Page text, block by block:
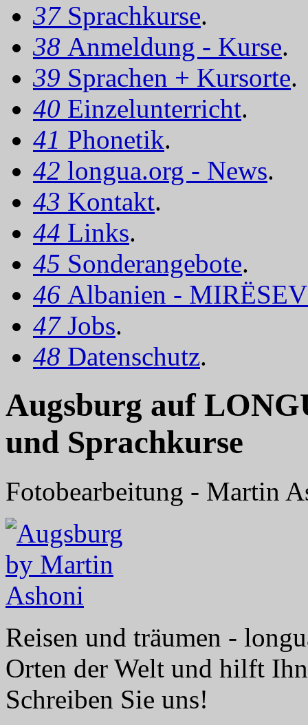
37 Sprachkurse.
38 Anmeldung - Kurse.
39 Sprachen + Kursorte.
40 Einzelunterricht.
41 Phonetik.
42 longua.org - News.
43 Kontakt.
44 Links.
45 Sonderangebote.
46 Albanien -
47 Jobs.
48 Datenschutz.
Augsburg auf
und Sprachkurse
Fotobearbeitung - Martin
Reisen und träumen -
Orten der Welt und hilft
Schreiben Sie uns!